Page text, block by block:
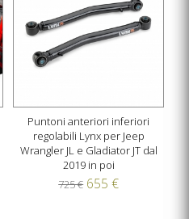
Puntoni anteriori inferiori
regolabili Lynx per Jeep
Wrangler JL e Gladiator JT dal
2019 in poi
725 € 655 €